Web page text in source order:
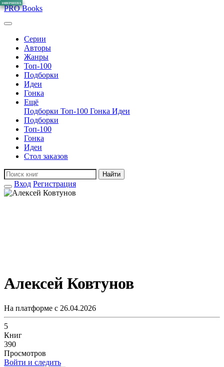
PRO Books
Серии
Авторы
Жанры
Топ-100
Подборки
Идеи
Гонка
Ещё
Подборки Топ-100 Гонка Идеи
Подборки
Топ-100
Гонка
Идеи
Стол заказов
Найти
Вход Регистрация
Алексей Ковтунов
На платформе с 26.04.2026
5
Книг
390
Просмотров
Войти и следить
ЗАВЕРШЕНА
ЗАВЕРШЕНА
ЗАВЕРШЕНА
ЗАВЕРШЕНА
ЗАВЕРШЕНА